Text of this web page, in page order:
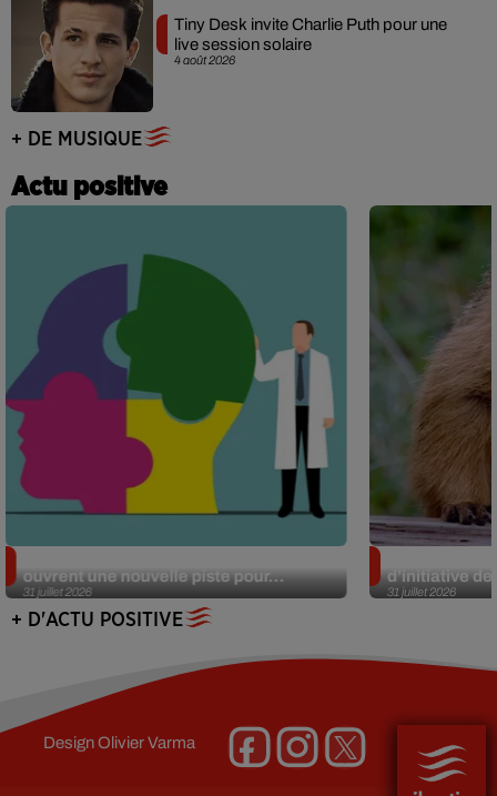
4 août 2026
Tiny Desk invite Charlie Puth pour une
live session solaire
+ DE MUSIQUE
Actu positive
31 juillet 2026
ouvrent une nouvelle piste pour...
31 juillet 2026
d’initiative
+ D'ACTU POSITIVE
DesignOlivier Varma